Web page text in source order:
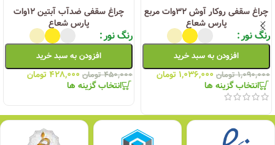
چراغ سقفی روکار آوش ۳۲وات مربع
پارس شعاع
رنگ نور
افزودن به سبد خرید
۱,۰۹۰,۰۰۰ تومان ۱,۰۳۶,۰۰۰ تومان
انتخاب گزینه ها
چراغ سقفی ضدآب آبتین ۱۲وات
پارس شعاع
رنگ نور
افزودن به سبد خرید
۴۵۰,۰۰۰ تومان ۴۲۸,۰۰۰ تومان
انتخاب گزینه ها